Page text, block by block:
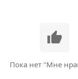
Пока нет "Мне